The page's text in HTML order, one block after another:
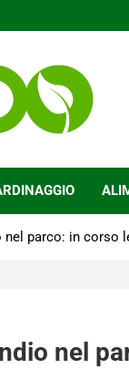
parco: in corso
nel